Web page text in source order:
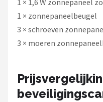
1 × 1,6 W zonnepaneel
1 × zonnepaneelbeugel
3 × schroeven
3 × moeren